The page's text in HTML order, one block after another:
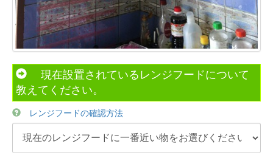
現在設置されているレンジフードについて
教えてください。
レンジフードの確認方法